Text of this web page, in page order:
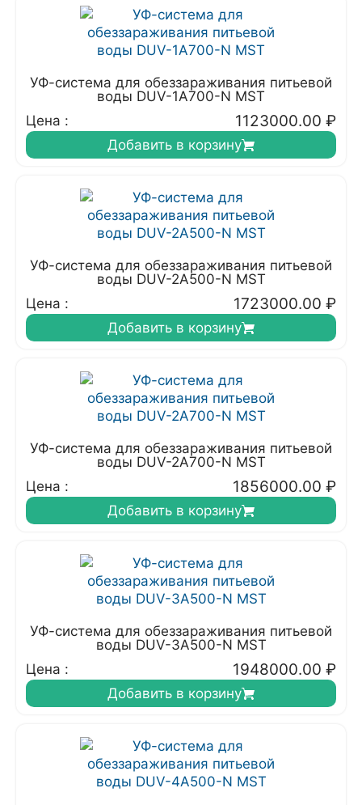
УФ-система для обеззараживания питьевой
воды DUV-1A700-N MST
Цена :
1123000.00 ₽
Добавить в корзину
УФ-система для обеззараживания питьевой
воды DUV-2A500-N MST
Цена :
1723000.00 ₽
Добавить в корзину
УФ-система для обеззараживания питьевой
воды DUV-2A700-N MST
Цена :
1856000.00 ₽
Добавить в корзину
УФ-система для обеззараживания питьевой
воды DUV-3A500-N MST
Цена :
1948000.00 ₽
Добавить в корзину